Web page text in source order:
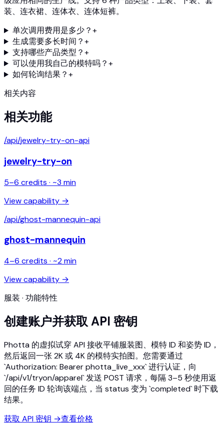
装、连衣裙、连体衣、连体短裤。
单次调用费用是多少？+
生成需要多长时间？+
支持哪些产品类型？+
可以使用我自己的模特吗？+
如何轮询结果？+
相关内容
相关功能
/api/jewelry-try-on-api
jewelry-try-on
5–6 credits · ~3 min
View capability →
/api/ghost-mannequin-api
ghost-mannequin
4–6 credits · ~2min
View capability →
服装 · 功能特性
创建账户并获取 API 密钥
Photta 的虚拟试穿 API 接收平铺服装图、模特 ID 和姿势 ID，
然后返回一张 2K 或 4K 的模特实拍图。您需要通过
`Authorization: Bearer photta_live_xxx` 进行认证，向
`/api/v1/tryon/apparel` 发送 POST 请求，每隔 3–5 秒使用返
回的任务 ID 轮询该端点，当 status 变为 `completed` 时下载
结果。
获取 API 密钥 →查看价格